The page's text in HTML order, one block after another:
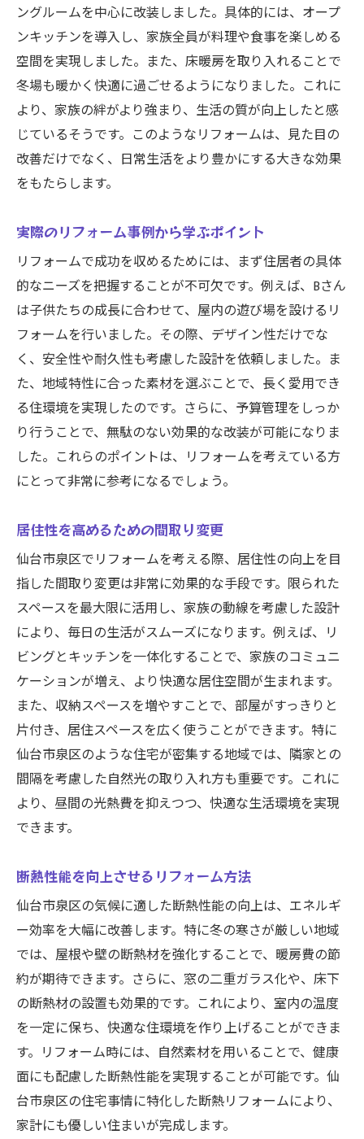
ングルームを中心に改装しました。具体的には、オープ
ンキッチンを導入し、家族全員が料理や食事を楽しめる
空間を実現しました。また、床暖房を取り入れることで
冬場も暖かく快適に過ごせるようになりました。これに
より、家族の絆がより強まり、生活の質が向上したと感
じているそうです。このようなリフォームは、見た目の
改善だけでなく、日常生活をより豊かにする大きな効果
をもたらします。
実際のリフォーム事例から学ぶポイント
リフォームで成功を収めるためには、まず住居者の具体
的なニーズを把握することが不可欠です。例えば、Bさん
は子供たちの成長に合わせて、屋内の遊び場を設けるリ
フォームを行いました。その際、デザイン性だけでな
く、安全性や耐久性も考慮した設計を依頼しました。ま
た、地域特性に合った素材を選ぶことで、長く愛用でき
る住環境を実現したのです。さらに、予算管理をしっか
り行うことで、無駄のない効果的な改装が可能になりま
した。これらのポイントは、リフォームを考えている方
にとって非常に参考になるでしょう。
居住性を高めるための間取り変更
仙台市泉区でリフォームを考える際、居住性の向上を目
指した間取り変更は非常に効果的な手段です。限られた
スペースを最大限に活用し、家族の動線を考慮した設計
により、毎日の生活がスムーズになります。例えば、リ
ビングとキッチンを一体化することで、家族のコミュニ
ケーションが増え、より快適な居住空間が生まれます。
また、収納スペースを増やすことで、部屋がすっきりと
片付き、居住スペースを広く使うことができます。特に
仙台市泉区のような住宅が密集する地域では、隣家との
間隔を考慮した自然光の取り入れ方も重要です。これに
より、昼間の光熱費を抑えつつ、快適な生活環境を実現
できます。
断熱性能を向上させるリフォーム方法
仙台市泉区の気候に適した断熱性能の向上は、エネルギ
ー効率を大幅に改善します。特に冬の寒さが厳しい地域
では、屋根や壁の断熱材を強化することで、暖房費の節
約が期待できます。さらに、窓の二重ガラス化や、床下
の断熱材の設置も効果的です。これにより、室内の温度
を一定に保ち、快適な住環境を作り上げることができま
す。リフォーム時には、自然素材を用いることで、健康
面にも配慮した断熱性能を実現することが可能です。仙
台市泉区の住宅事情に特化した断熱リフォームにより、
家計にも優しい住まいが完成します。